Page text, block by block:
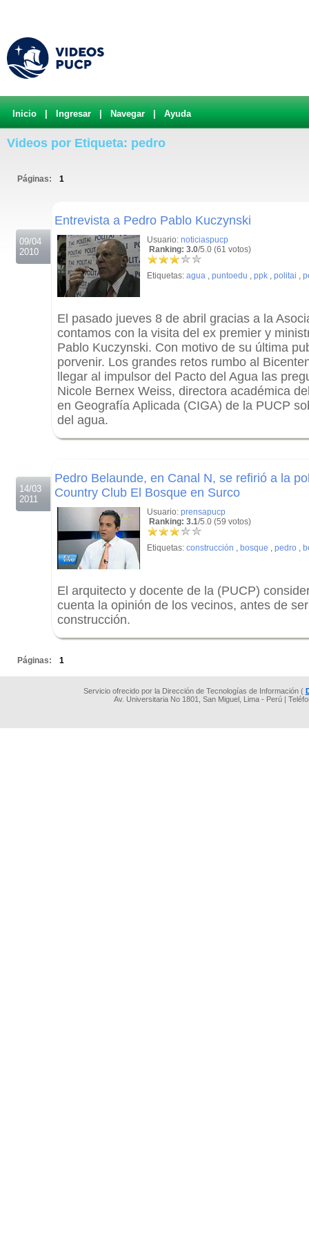
Inicio Ingresar Navegar Ayuda
Videos por Etiqueta: pedro
Páginas: 1
09/04
2010
Entrevista a Pedro Pablo Kuczynski
Usuario: noticiaspucp
Ranking: 3.0/5.0 (61 votos)
Etiquetas: agua , puntoedu , ppk , politai ,
El pasado jueves 8 de abril gracias a la
contamos con la visita del ex premier y
Pablo Kuczynski. Con motivo de su última
porvenir. Los grandes retos rumbo al
llegar al impulsor del Pacto del Agua las
Nicole Bernex Weiss, directora académica
en Geografía Aplicada (CIGA) de la PUCP
del agua.
14/03
2011
Pedro Belaunde, en Canal N, se refirió a la
Country Club El Bosque en Surco
Usuario: prensapucp
Ranking: 3.1/5.0 (59 votos)
Etiquetas: construcción , bosque , pedro ,
El arquitecto y docente de la (PUCP)
cuenta la opinión de los vecinos, antes de
construcción.
Páginas: 1
Servicio ofrecido por la Dirección de Tecnologías de Información (
Av. Universitaria No 1801, San Miguel, Lima - Perú |